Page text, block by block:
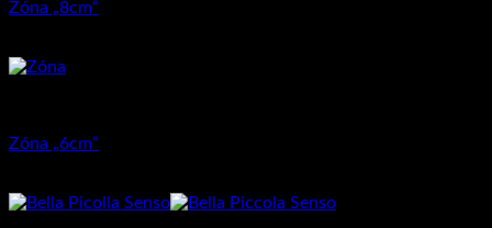
Zóna „8cm“
Zóna „6cm“